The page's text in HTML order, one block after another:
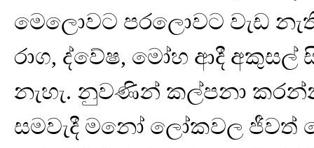
මෙලොවට පරලොවට වැඩ
රාග, ද්වේෂ, මෝහ ආදී අකුසල්
නැහැ. නුවණින් කල්පනා
සමවැදී මනෝ ලෝකවල ජීවත්